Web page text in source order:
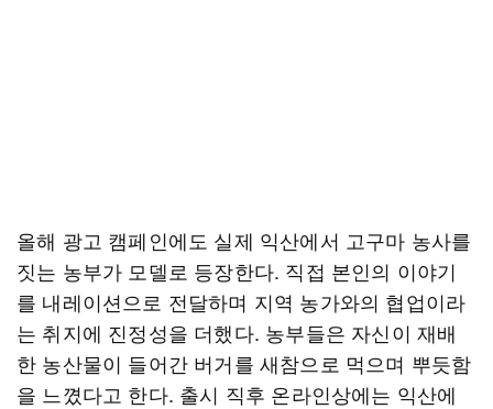
올해 광고 캠페인에도 실제 익산에서 고구마 농사를
짓는 농부가 모델로 등장한다. 직접 본인의 이야기
를 내레이션으로 전달하며 지역 농가와의 협업이라
는 취지에 진정성을 더했다. 농부들은 자신이 재배
한 농산물이 들어간 버거를 새참으로 먹으며 뿌듯함
을 느꼈다고 한다. 출시 직후 온라인상에는 익산에